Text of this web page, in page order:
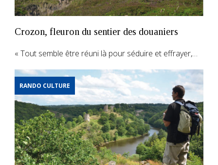
Crozon, fleuron du sentier des douaniers
« Tout semble être réuni là pour séduire et effrayer,…
RANDO CULTURE